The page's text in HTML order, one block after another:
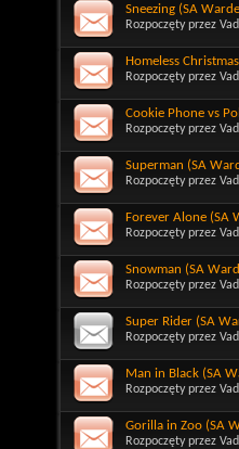
Sneezing (SA
Rozpoczęty przez
Homeless
Rozpoczęty przez
Cookie Phone vs
Rozpoczęty przez
Superman (SA
Rozpoczęty przez
Forever Alone (SA
Rozpoczęty przez
Snowman (SA
Rozpoczęty przez
Super Rider (SA
Rozpoczęty przez
Man in Black (SA
Rozpoczęty przez
Gorilla in Zoo (SA
Rozpoczęty przez